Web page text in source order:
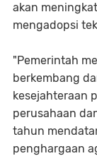
akan
mengadopsi
"Pemerintah
berkembang
kesejahteraan
perusahaan
tahun
penghargaan